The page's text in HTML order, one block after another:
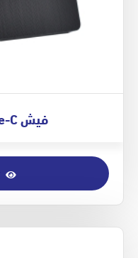
فيش USB - Type-C اسود